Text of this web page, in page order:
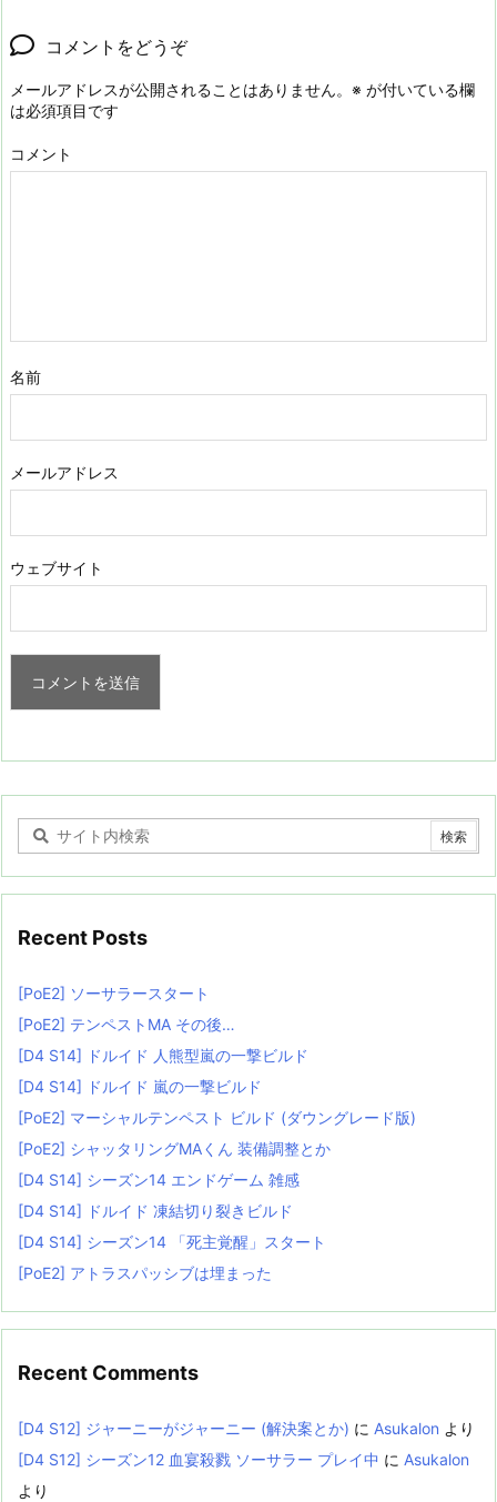
コメントをどうぞ
メールアドレスが公開されることはありません。 ※ が付いている欄
は必須項目です
コメント
名前
メールアドレス
ウェブサイト
Recent Posts
[PoE2] ソーサラースタート
[PoE2] テンペストMA その後…
[D4 S14] ドルイド 人熊型嵐の一撃ビルド
[D4 S14] ドルイド 嵐の一撃ビルド
[PoE2] マーシャルテンペスト ビルド (ダウングレード版)
[PoE2] シャッタリングMAくん 装備調整とか
[D4 S14] シーズン14 エンドゲーム 雑感
[D4 S14] ドルイド 凍結切り裂きビルド
[D4 S14] シーズン14 「死主覚醒」スタート
[PoE2] アトラスパッシブは埋まった
Recent Comments
[D4 S12] ジャーニーがジャーニー (解決案とか) に Asukalon より
[D4 S12] シーズン12 血宴殺戮 ソーサラー プレイ中 に Asukalon
より